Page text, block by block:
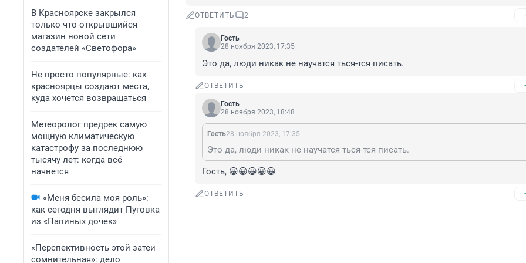
В Красноярске закрылся
только что открывшийся
магазин новой сети
создателей «Светофора»
Не просто популярные: как
красноярцы создают места,
куда хочется возвращаться
Метеоролог предрек самую
мощную климатическую
катастрофу за последнюю
тысячу лет: когда всё
начнется
«Меня бесила моя роль»:
как сегодня выглядит Пуговка
из «Папиных дочек»
«Перспективность этой затеи
сомнительная»: дело
ОТВЕТИТЬ 2
Гость
28 ноября 2023, 17:35
Это да, люди никак не научатся ться-тся писать.
ОТВЕТИТЬ
Гость
28 ноября 2023, 18:48
Гость28 ноября 2023, 17:35
Это да, люди никак не научатся ться-тся писать.
Гость, 😀😀😀😀😀
ОТВЕТИТЬ